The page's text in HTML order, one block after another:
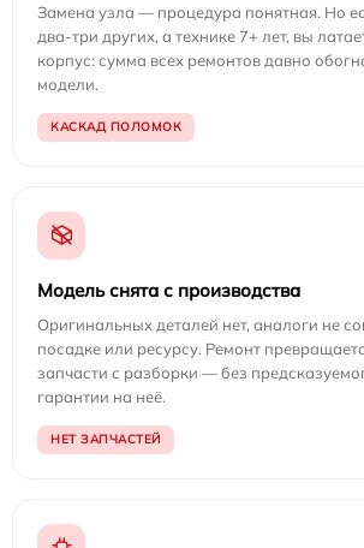
Замена узла — процедура понятная. Но
два-три других, а технике 7+ лет, вы
корпус: сумма всех ремонтов давно
модели.
КАСКАД ПОЛОМОК
Модель снята с производства
Оригинальных деталей нет, аналоги не
посадке или ресурсу. Ремонт
запчасти с разборки — без
гарантии на неё.
НЕТ ЗАПЧАСТЕЙ